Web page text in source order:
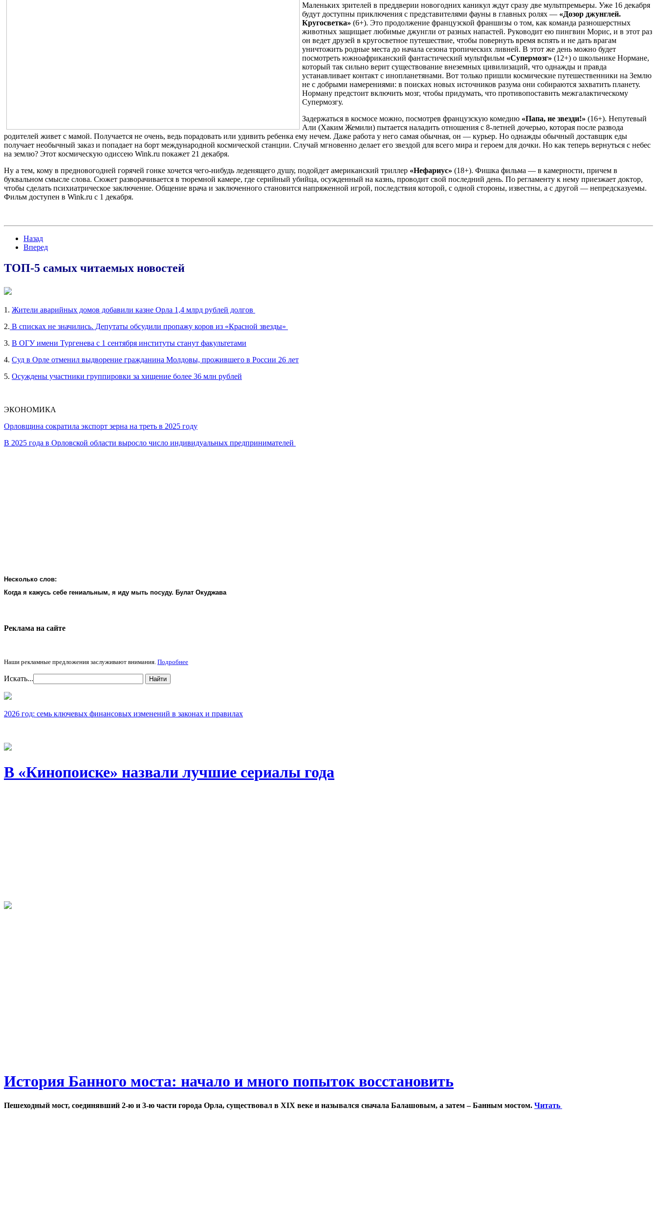
Маленьких зрителей в преддверии новогодних каникул ждут сразу две мультпремьеры. Уже 16 декабря
будут доступны приключения с представителями фауны в главных ролях — «Дозор джунглей.
Кругосветка» (6+). Это продолжение французской франшизы о том, как команда разношерстных
животных защищает любимые джунгли от разных напастей. Руководит ею пингвин Морис, и в этот раз
он ведет друзей в кругосветное путешествие, чтобы повернуть время вспять и не дать врагам
уничтожить родные места до начала сезона тропических ливней. В этот же день можно будет
посмотреть южноафриканский фантастический мультфильм «Супермозг» (12+) о школьнике Нормане,
который так сильно верит существование внеземных цивилизаций, что однажды и правда
устанавливает контакт с инопланетянами. Вот только пришли космические путешественники на Землю
не с добрыми намерениями: в поисках новых источников разума они собираются захватить планету.
Норману предстоит включить мозг, чтобы придумать, что противопоставить межгалактическому
Супермозгу.
Задержаться в космосе можно, посмотрев французскую комедию «Папа, не звезди!» (16+). Непутевый
Али (Хаким Жемили) пытается наладить отношения с 8-летней дочерью, которая после развода
родителей живет с мамой. Получается не очень, ведь порадовать или удивить ребенка ему нечем. Даже работа у него самая обычная, он — курьер. Но однажды обычный доставщик еды
получает необычный заказ и попадает на борт международной космической станции. Случай мгновенно делает его звездой для всего мира и героем для дочки. Но как теперь вернуться с небес
на землю? Этот космическую одиссею Wink.ru покажет 21 декабря.
Ну а тем, кому в предновогодней горячей гонке хочется чего-нибудь леденящего душу, подойдет американский триллер «Нефариус» (18+). Фишка фильма — в камерности, причем в
буквальном смысле слова. Сюжет разворачивается в тюремной камере, где серийный убийца, осужденный на казнь, проводит свой последний день. По регламенту к нему приезжает доктор,
чтобы сделать психиатрическое заключение. Общение врача и заключенного становится напряженной игрой, последствия которой, с одной стороны, известны, а с другой — непредсказуемы.
Фильм доступен в Wink.ru с 1 декабря.
Назад
Вперед
ТОП-5 самых читаемых новостей
1. Жители аварийных домов добавили казне Орла 1,4 млрд рублей долгов
2. В списках не значились. Депутаты обсудили пропажу коров из «Красной звезды»
3. В ОГУ имени Тургенева с 1 сентября институты станут факультетами
4. Суд в Орле отменил выдворение гражданина Молдовы, прожившего в России 26 лет
5. Осуждены участники группировки за хищение более 36 млн рублей
ЭКОНОМИКА
Орловщина сократила экспорт зерна на треть в 2025 году
В 2025 года в Орловской области выросло число индивидуальных предпринимателей
Несколько слов:
Когда я кажусь себе гениальным, я иду мыть посуду. Булат Окуджава
Реклама на cайте
Наши рекламные предложения заслуживают внимания. Подробнее
Искать... Найти
2026 год: семь ключевых финансовых изменений в законах и правилах
В «Кинопоиске» назвали лучшие сериалы года
История Банного моста: начало и много попыток восстановить
Пешеходный мост, соединявший 2-ю и 3-ю части города Орла, существовал в XIX веке и назывался сначала Балашовым, а затем – Банным мостом. Читать